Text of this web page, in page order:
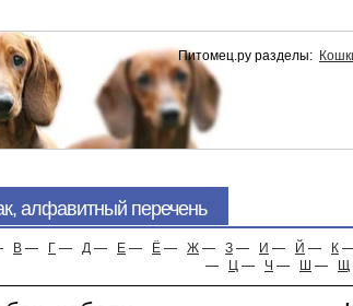
Питомец.ру разделы:
алфавитный перечень
В — Г — Д — Е — Ё — Ж — З — И — Й — К
—
Ц — Ч — Ш — Щ